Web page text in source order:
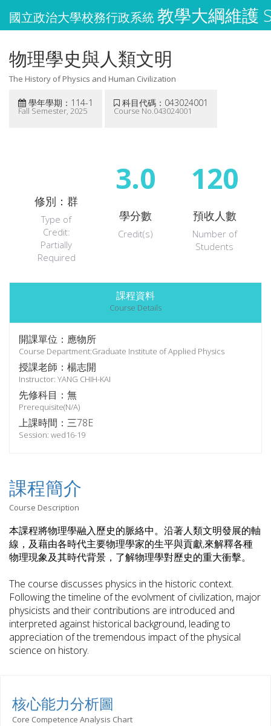
國立政治大學校務行政系統教學大綱維護
物理學史與人類文明
The History of Physics and Human Civilization
學年學期：114-1
Fall Semester, 2025
科目代碼：043024001
Course No.043024001
修別：群
Type of
Credit:
Partially
Required
3.0
學分數
Credit(s)
120
預收人數
Number of
Students
課程資料
Course Details
開課單位：應物所
Course Department:Graduate Institute of Applied Physics
授課老師：楊志開
Instructor: YANG CHIH-KAI
先修科目：無
Prerequisite(N/A)
上課時間：三78E
Session: wed16-19
課程簡介
Course Description
本課程將物理學融入歷史的脈絡中。沿著人類文明發展的軸
線，及藉由各時代主要物理學家的生平與貢獻,來解釋各種
物理現象及其時代背景，了解物理學對歷史的重大衝擊。
The course discusses physics in the historic context.
Following the timeline of the evolvment of civilization, major
physicists and their contributions are introduced and
interpreted against historical background, leading to
appreciation of the tremendous impact of the physical
science on history.
核心能力分析圖
Core Competence Analysis Chart